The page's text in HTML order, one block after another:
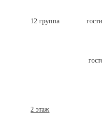
12 группа
центр,
гостевая
центр,
2 этаж